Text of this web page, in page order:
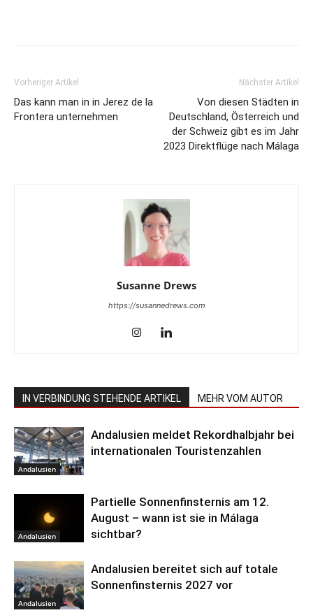
Vorheriger Artikel
Das kann man in in Jerez de la
Frontera unternehmen
Nächster Artikel
Von diesen Städten in
Deutschland, Österreich und
der Schweiz gibt es im Jahr
2023 Direktflüge nach Málaga
Susanne Drews
https://susannedrews.com
IN VERBINDUNG STEHENDE ARTIKEL MEHR VOM AUTOR
Andalusien
Andalusien meldet Rekordhalbjahr bei
internationalen Touristenzahlen
Andalusien
Partielle Sonnenfinsternis am 12.
August – wann ist sie in Málaga
sichtbar?
Andalusien
Andalusien bereitet sich auf totale
Sonnenfinsternis 2027 vor